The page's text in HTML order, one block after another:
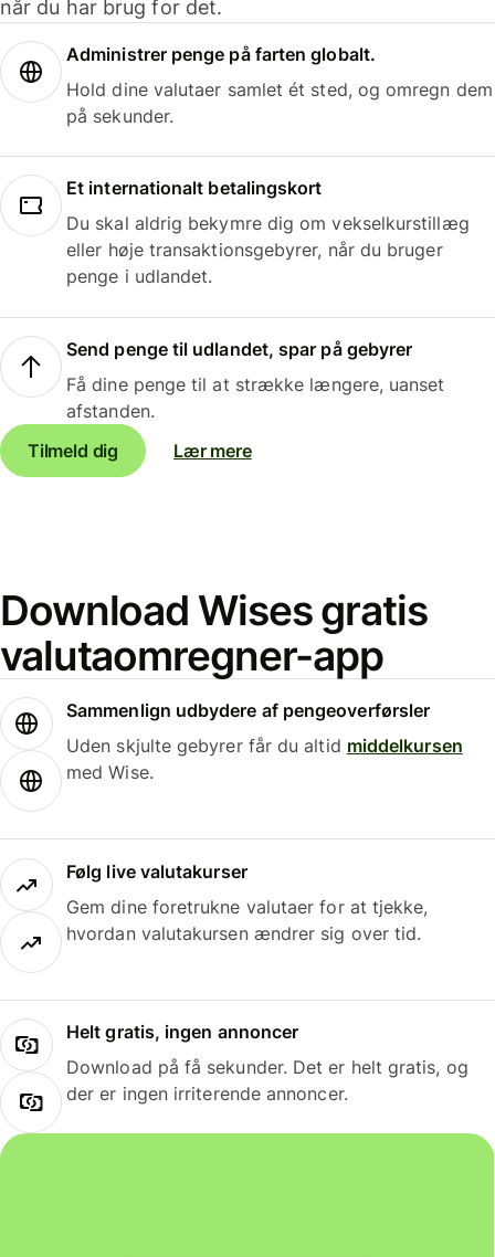
når du har brug for det.
Administrer penge på farten globalt.
Hold dine valutaer samlet ét sted, og omregn dem
på sekunder.
Et internationalt betalingskort
Du skal aldrig bekymre dig om vekselkurstillæg
eller høje transaktionsgebyrer, når du bruger
penge i udlandet.
Send penge til udlandet, spar på gebyrer
Få dine penge til at strække længere, uanset
afstanden.
Tilmeld dig
Lær mere
Download Wises gratis
valutaomregner-app
Sammenlign udbydere af pengeoverførsler
Uden skjulte gebyrer får du altid middelkursen
med Wise.
Følg live valutakurser
Gem dine foretrukne valutaer for at tjekke,
hvordan valutakursen ændrer sig over tid.
Helt gratis, ingen annoncer
Download på få sekunder. Det er helt gratis, og
der er ingen irriterende annoncer.